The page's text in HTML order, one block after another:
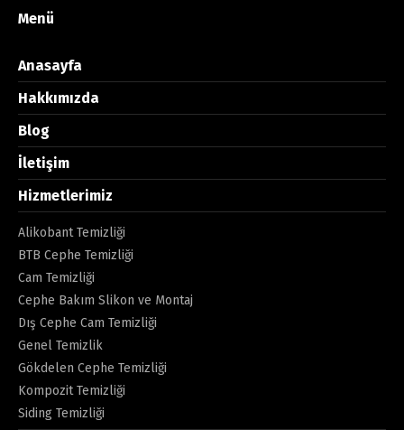
Menü
Anasayfa
Hakkımızda
Blog
İletişim
Hizmetlerimiz
Alikobant Temizliği
BTB Cephe Temizliği
Cam Temizliği
Cephe Bakım Slikon ve Montaj
Dış Cephe Cam Temizliği
Genel Temizlik
Gökdelen Cephe Temizliği
Kompozit Temizliği
Siding Temizliği